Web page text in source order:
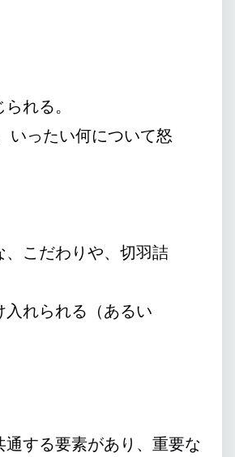
れる。
いったい何について怒
こだわりや、切羽詰
れられる（あるい
する要素があり、重要な